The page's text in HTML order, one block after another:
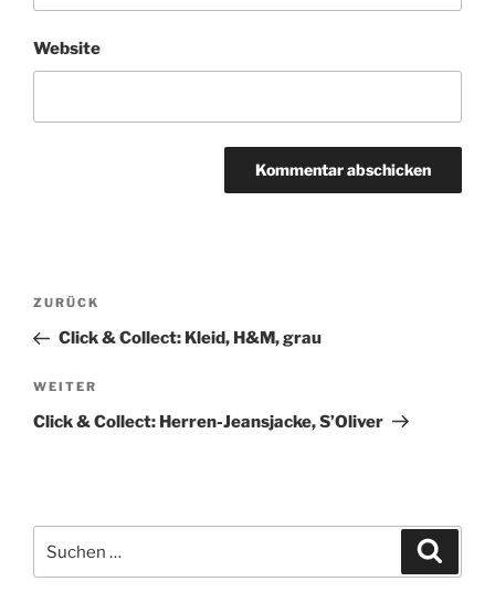
Website
Beitragsnavigation
Vorheriger
Beitrag
ZURÜCK
Click & Collect: Kleid, H&M, grau
Nächster
Beitrag
WEITER
Click & Collect: Herren-Jeansjacke, S’Oliver
nach: